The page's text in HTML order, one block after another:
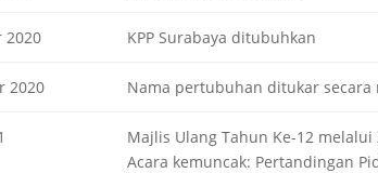
2020 KPP Surabaya ditubuhkan
2020 Nama pertubuhan ditukar secara
Majlis Ulang Tahun Ke-12 melalui
Acara kemuncak: Pertandingan